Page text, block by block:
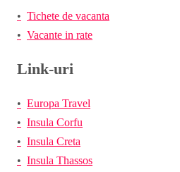
Tichete de vacanta
Vacante in rate
Link-uri
Europa Travel
Insula Corfu
Insula Creta
Insula Thassos